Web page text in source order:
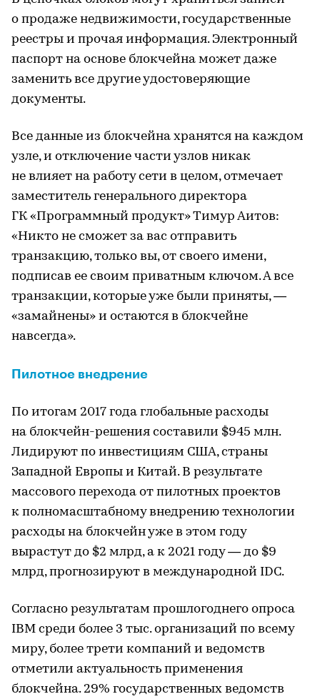
о продаже недвижимости, государственные
реестры и прочая информация. Электронный
паспорт на основе блокчейна может даже
заменить все другие удостоверяющие
документы.
Все данные из блокчейна хранятся на каждом
узле, и отключение части узлов никак
не влияет на работу сети в целом, отмечает
заместитель генерального директора
ГК «Программный продукт» Тимур Аитов:
«Никто не сможет за вас отправить
транзакцию, только вы, от своего имени,
подписав ее своим приватным ключом. А все
транзакции, которые уже были приняты, —
«замайнены» и остаются в блокчейне
навсегда».
Пилотное внедрение
По итогам 2017 года глобальные расходы
на блокчейн-решения составили $945 млн.
Лидируют по инвестициям США, страны
Западной Европы и Китай. В результате
массового перехода от пилотных проектов
к полномасштабному внедрению технологии
расходы на блокчейн уже в этом году
вырастут до $2 млрд, а к 2021 году — до $9
млрд, прогнозируют в международной IDC.
Согласно результатам прошлогоднего опроса
IBM среди более 3 тыс. организаций по всему
миру, более трети компаний и ведомств
отметили актуальность применения
блокчейна. 29% государственных ведомств